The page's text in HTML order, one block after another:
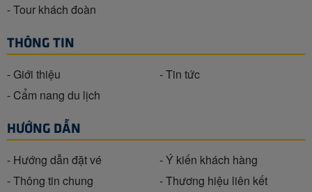
- Tour khách đoàn
THÔNG TIN
- Giới thiệu
- Tin tức
- Cẩm nang du lịch
HƯỚNG DẪN
- Hướng dẫn đặt vé
- Ý kiến khách hàng
- Thông tin chung
- Thương hiệu liên kết